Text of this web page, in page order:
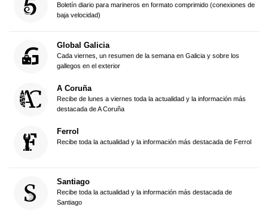
Boletín diario para marineros en formato comprimido (conexiones de
baja velocidad)
Global Galicia
Cada viernes, un resumen de la semana en Galicia y sobre los
gallegos en el exterior
A Coruña
Recibe de lunes a viernes toda la actualidad y la información más
destacada de A Coruña
Ferrol
Recibe toda la actualidad y la información más destacada de Ferrol
Santiago
Recibe toda la actualidad y la información más destacada de
Santiago